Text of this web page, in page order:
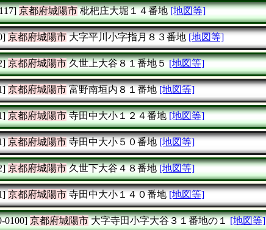
京都府城陽市枇杷庄大堀１４番地 [地図等]
京都府城陽市大字平川小字指月８３番地 [地図等]
京都府城陽市久世上大谷８１番地５ [地図等]
京都府城陽市富野南垣内８１番地 [地図等]
京都府城陽市寺田中大小１２４番地 [地図等]
京都府城陽市寺田中大小５０番地 [地図等]
京都府城陽市久世下大谷４８番地 [地図等]
京都府城陽市寺田中大小１４０番地 [地図等]
0100] 京都府城陽市大字寺田小字大谷３１番地の１ [地図等]